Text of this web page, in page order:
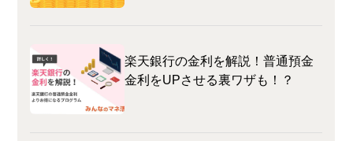
楽天銀行の金利を解説！普通預金
金利をUPさせる裏ワザも！？